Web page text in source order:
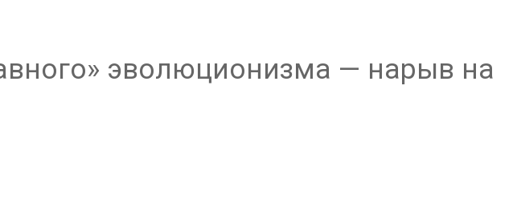
эволюционизма — нарыв на